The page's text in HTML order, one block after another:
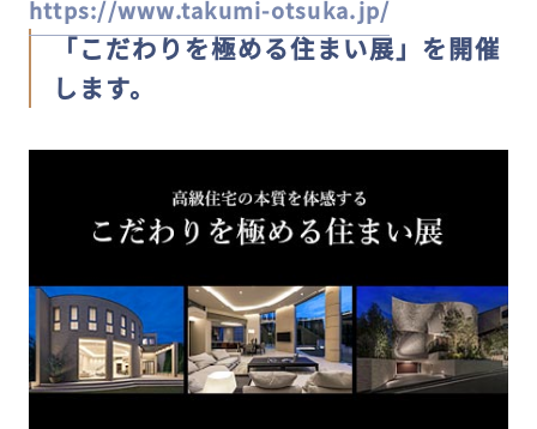
https://www.takumi-otsuka.jp/
「こだわりを極める住まい展」を開催
します。